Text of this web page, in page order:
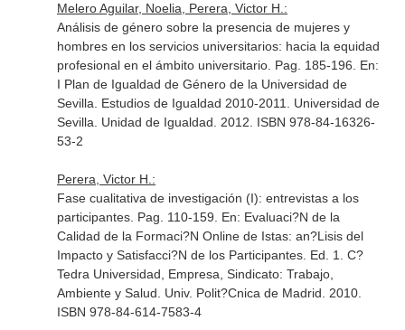
Melero Aguilar, Noelia, Perera, Victor H.:
Análisis de género sobre la presencia de mujeres y
hombres en los servicios universitarios: hacia la equidad
profesional en el ámbito universitario. Pag. 185-196. En:
I Plan de Igualdad de Género de la Universidad de
Sevilla. Estudios de Igualdad 2010-2011
. Universidad de
Sevilla. Unidad de Igualdad. 2012. ISBN 978-84-16326-
53-2
Perera, Victor H.:
Fase cualitativa de investigación (I): entrevistas a los
participantes. Pag. 110-159. En: Evaluaci?N de la
Calidad de la Formaci?N Online de Istas: an?Lisis del
Impacto y Satisfacci?N de los Participantes. Ed. 1. C?
Tedra Universidad, Empresa, Sindicato: Trabajo,
Ambiente y Salud. Univ. Polit?Cnica de Madrid. 2010.
ISBN 978-84-614-7583-4